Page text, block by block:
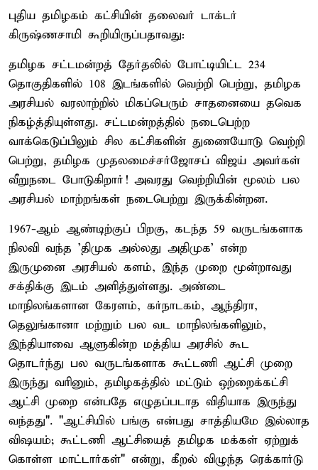
புதிய தமிழகம் கட்சியின் தலைவர் டாக்டர்
கிருஷ்ணசாமி கூறியிருப்பதாவது:
தமிழக சட்டமன்றத் தேர்தலில் போட்டியிட்ட 234
தொகுதிகளில் 108 இடங்களில் வெற்றி பெற்று, தமிழக
அரசியல் வரலாற்றில் மிகப்பெரும் சாதனையை தவெக
நிகழ்த்தியுள்ளது. சட்டமன்றத்தில் நடைபெற்ற
வாக்கெடுப்பிலும் சில கட்சிகளின் துணையோடு வெற்றி
பெற்று, தமிழக முதலமைச்சர்ஜோசப் விஜய் அவர்கள்
வீறுநடை போடுகிறார்! அவரது வெற்றியின் மூலம் பல
அரசியல் மாற்றங்கள் நடைபெற்று இருக்கின்றன.
1967-ஆம் ஆண்டிற்குப் பிறகு, கடந்த 59 வருடங்களாக
நிலவி வந்த 'திமுக அல்லது அதிமுக' என்ற
இருமுனை அரசியல் களம், இந்த முறை மூன்றாவது
சக்திக்கு இடம் அளித்துள்ளது. அண்டை
மாநிலங்களான கேரளம், கர்நாடகம், ஆந்திரா,
தெலுங்கானா மற்றும் பல வட மாநிலங்களிலும்,
இந்தியாவை ஆளுகின்ற மத்திய அரசில் கூட
தொடர்ந்து பல வருடங்களாக கூட்டணி ஆட்சி முறை
இருந்து வரினும், தமிழகத்தில் மட்டும் ஒற்றைக்கட்சி
ஆட்சி முறை என்பதே எழுதப்படாத விதியாக இருந்து
வந்தது". "ஆட்சியில் பங்கு என்பது சாத்தியமே இல்லாத
விஷயம்; கூட்டணி ஆட்சியைத் தமிழக மக்கள் ஏற்றுக்
கொள்ள மாட்டார்கள்" என்று, கீறல் விழுந்த ரெக்கார்டு